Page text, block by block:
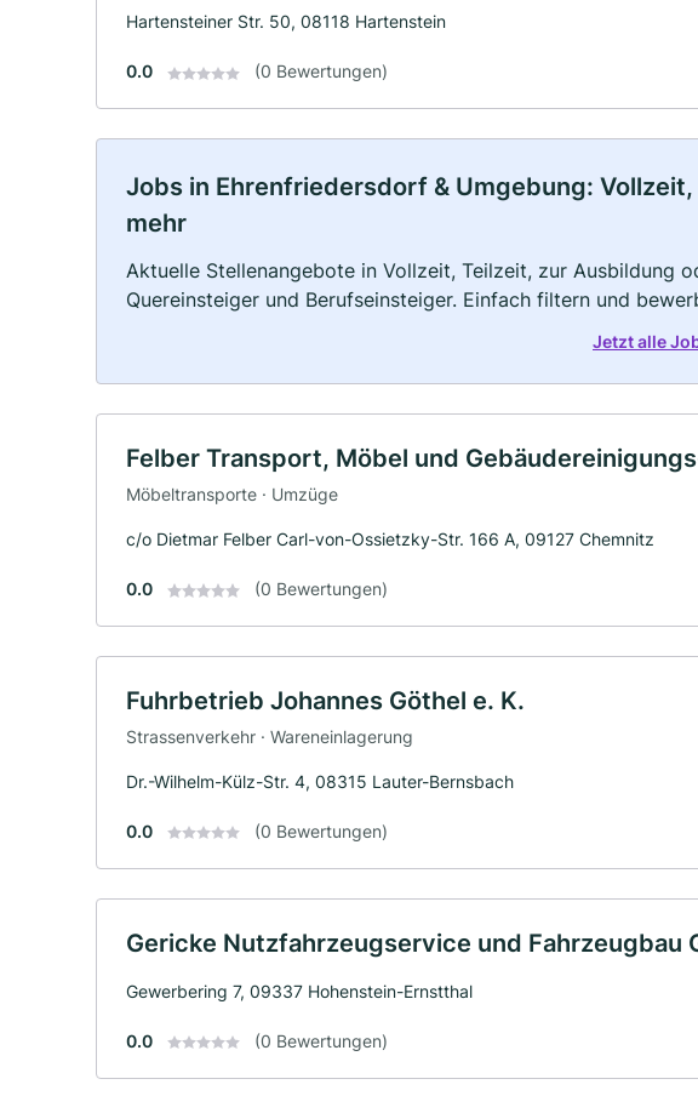
Hartensteiner Str. 50, 08118 Hartenstein
0.0 (0 Bewertungen)
Jobs in Ehrenfriedersdorf & Umgebung:
mehr
Aktuelle Stellenangebote in Vollzeit, Teilzeit, zur Ausbildung
Quereinsteiger und Berufseinsteiger. Einfach filtern und
Jetzt alle
Felber Transport, Möbel und
Möbeltransporte · Umzüge
c/o Dietmar Felber Carl-von-Ossietzky-Str. 166 A, 09127 Chemnitz
0.0 (0 Bewertungen)
Fuhrbetrieb Johannes Göthel e. K.
Strassenverkehr · Wareneinlagerung
Dr.-Wilhelm-Külz-Str. 4, 08315 Lauter-Bernsbach
0.0 (0 Bewertungen)
Gericke Nutzfahrzeugservice und Fahrzeugbau
Gewerbering 7, 09337 Hohenstein-Ernstthal
0.0 (0 Bewertungen)